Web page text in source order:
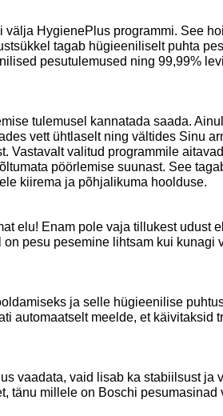
HygienePlus programmi. See
tagab hügieeniliselt puhta
pesutulemused ning 99,99%
tulemusel kannatada saada.
vett ühtlaselt ning vältides Sinu
Vastavalt valitud programmile
pöörlemise suunast. See
kiirema ja põhjalikuma hoolduse.
elu! Enam pole vaja tillukest udust
pesu pesemine lihtsam kui kunagi
ja selle hügieenilise
automaatselt meelde, et käivitaksid
vaadata, vaid lisab ka stabiilsust ja
tänu millele on Boschi pesumasinad